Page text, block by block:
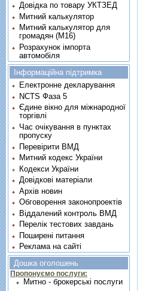
Довідка по товару УКТЗЕД
Митний калькулятор
Митний калькулятор для
громадян (М16)
Розрахунок імпорта
автомобіля
Інформаційна підтримка
Електронне декларування
NCTS Фаза 5
Єдине вікно для міжнародної
торгівлі
Час очікування в пунктах
пропуску
Перевірити ВМД
Митний кодекс України
Кодекси України
Довідкові матеріали
Архів новин
Обговорення законопроектів
Віддалений контроль ВМД
Перелік тестових завдань
Поширені питання
Реклама на сайті
Дошка оголошень
Пропонуємо послуги:
Митно - брокерські послуги